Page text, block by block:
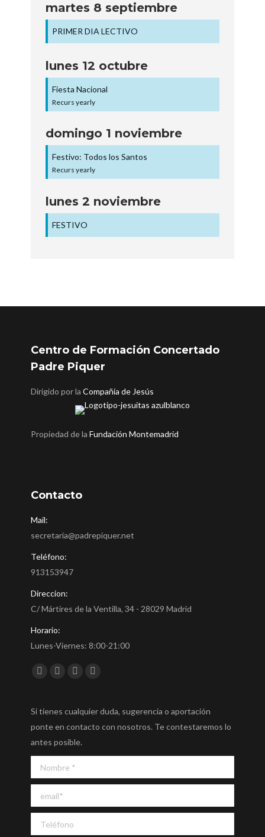
martes 8 septiembre
PRIMER DIA LECTIVO
lunes 12 octubre
Fiesta Nacional
Recurs yearly
domingo 1 noviembre
Festivo: Todos los Santos
Recurs yearly
lunes 2 noviembre
FESTIVO
Centro de Formación Concertado
Padre Piquer
Dirigido por laCompañía de Jesús
Propiedad de laFundación Montemadrid
Contacto
Mail:
secretaria@padrepiquer.net
Teléfono:
913153947
Direccion:
C/ Mártires de la Ventilla, 34 - 28029 Madrid
Horario:
Lunes-Viernes: 8:00-21:00
Encuéntranos en:
Si tienes cualquier duda, sugerencia o aportación
ponte en contacto con nosotros. Te contestaremos lo
antes posible.